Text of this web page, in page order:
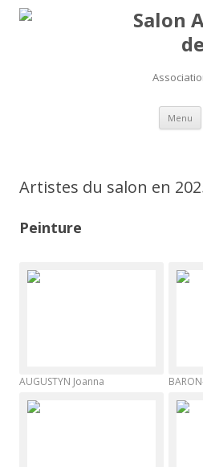
Salon
Menu
Artistes du salon en
Peinture
AUGUSTYN Joanna